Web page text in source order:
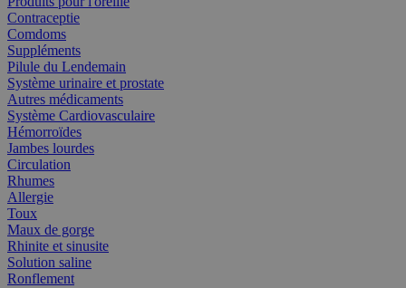
Contraceptie
Comdoms
Suppléments
Pilule du Lendemain
Système urinaire et prostate
Autres médicaments
Système Cardiovasculaire
Hémorroïdes
Jambes lourdes
Circulation
Rhumes
Allergie
Toux
Maux de gorge
Rhinite et sinusite
Solution saline
Ronflement